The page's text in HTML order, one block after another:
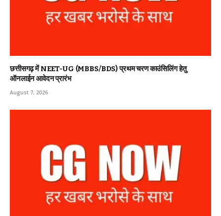
छत्तीसगढ़ में NEET-UG (MBBS/BDS) प्रथम चरण काउंसिलिंग हेतु
ऑनलाईन आवेदन प्रारंभ
August 7, 2026